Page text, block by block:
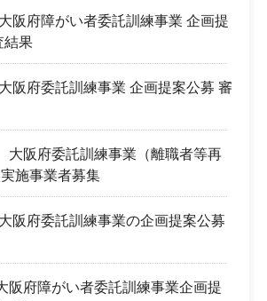
阪府障がい者委託訓練事業 企画提
結果
阪府委託訓練事業 企画提案公募 審
阪府委託訓練事業（離職者等再
施事業者募集
阪府委託訓練事業の企画提案公募
阪府障がい者委託訓練事業企画提